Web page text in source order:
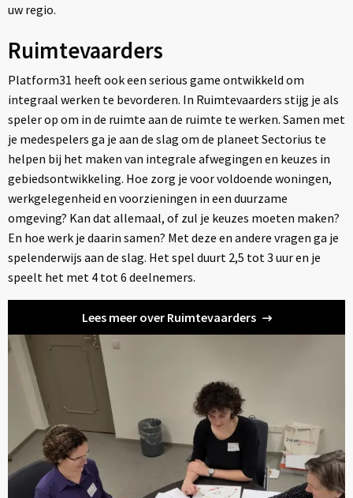
uw regio.
Ruimtevaarders
Platform31 heeft ook een serious game ontwikkeld om
integraal werken te bevorderen. In Ruimtevaarders stijg je als
speler op om in de ruimte aan de ruimte te werken. Samen met
je medespelers ga je aan de slag om de planeet Sectorius te
helpen bij het maken van integrale afwegingen en keuzes in
gebiedsontwikkeling. Hoe zorg je voor voldoende woningen,
werkgelegenheid en voorzieningen in een duurzame
omgeving? Kan dat allemaal, of zul je keuzes moeten maken?
En hoe werk je daarin samen? Met deze en andere vragen ga je
spelenderwijs aan de slag. Het spel duurt 2,5 tot 3 uur en je
speelt het met 4 tot 6 deelnemers.
Lees meer over Ruimtevaarders